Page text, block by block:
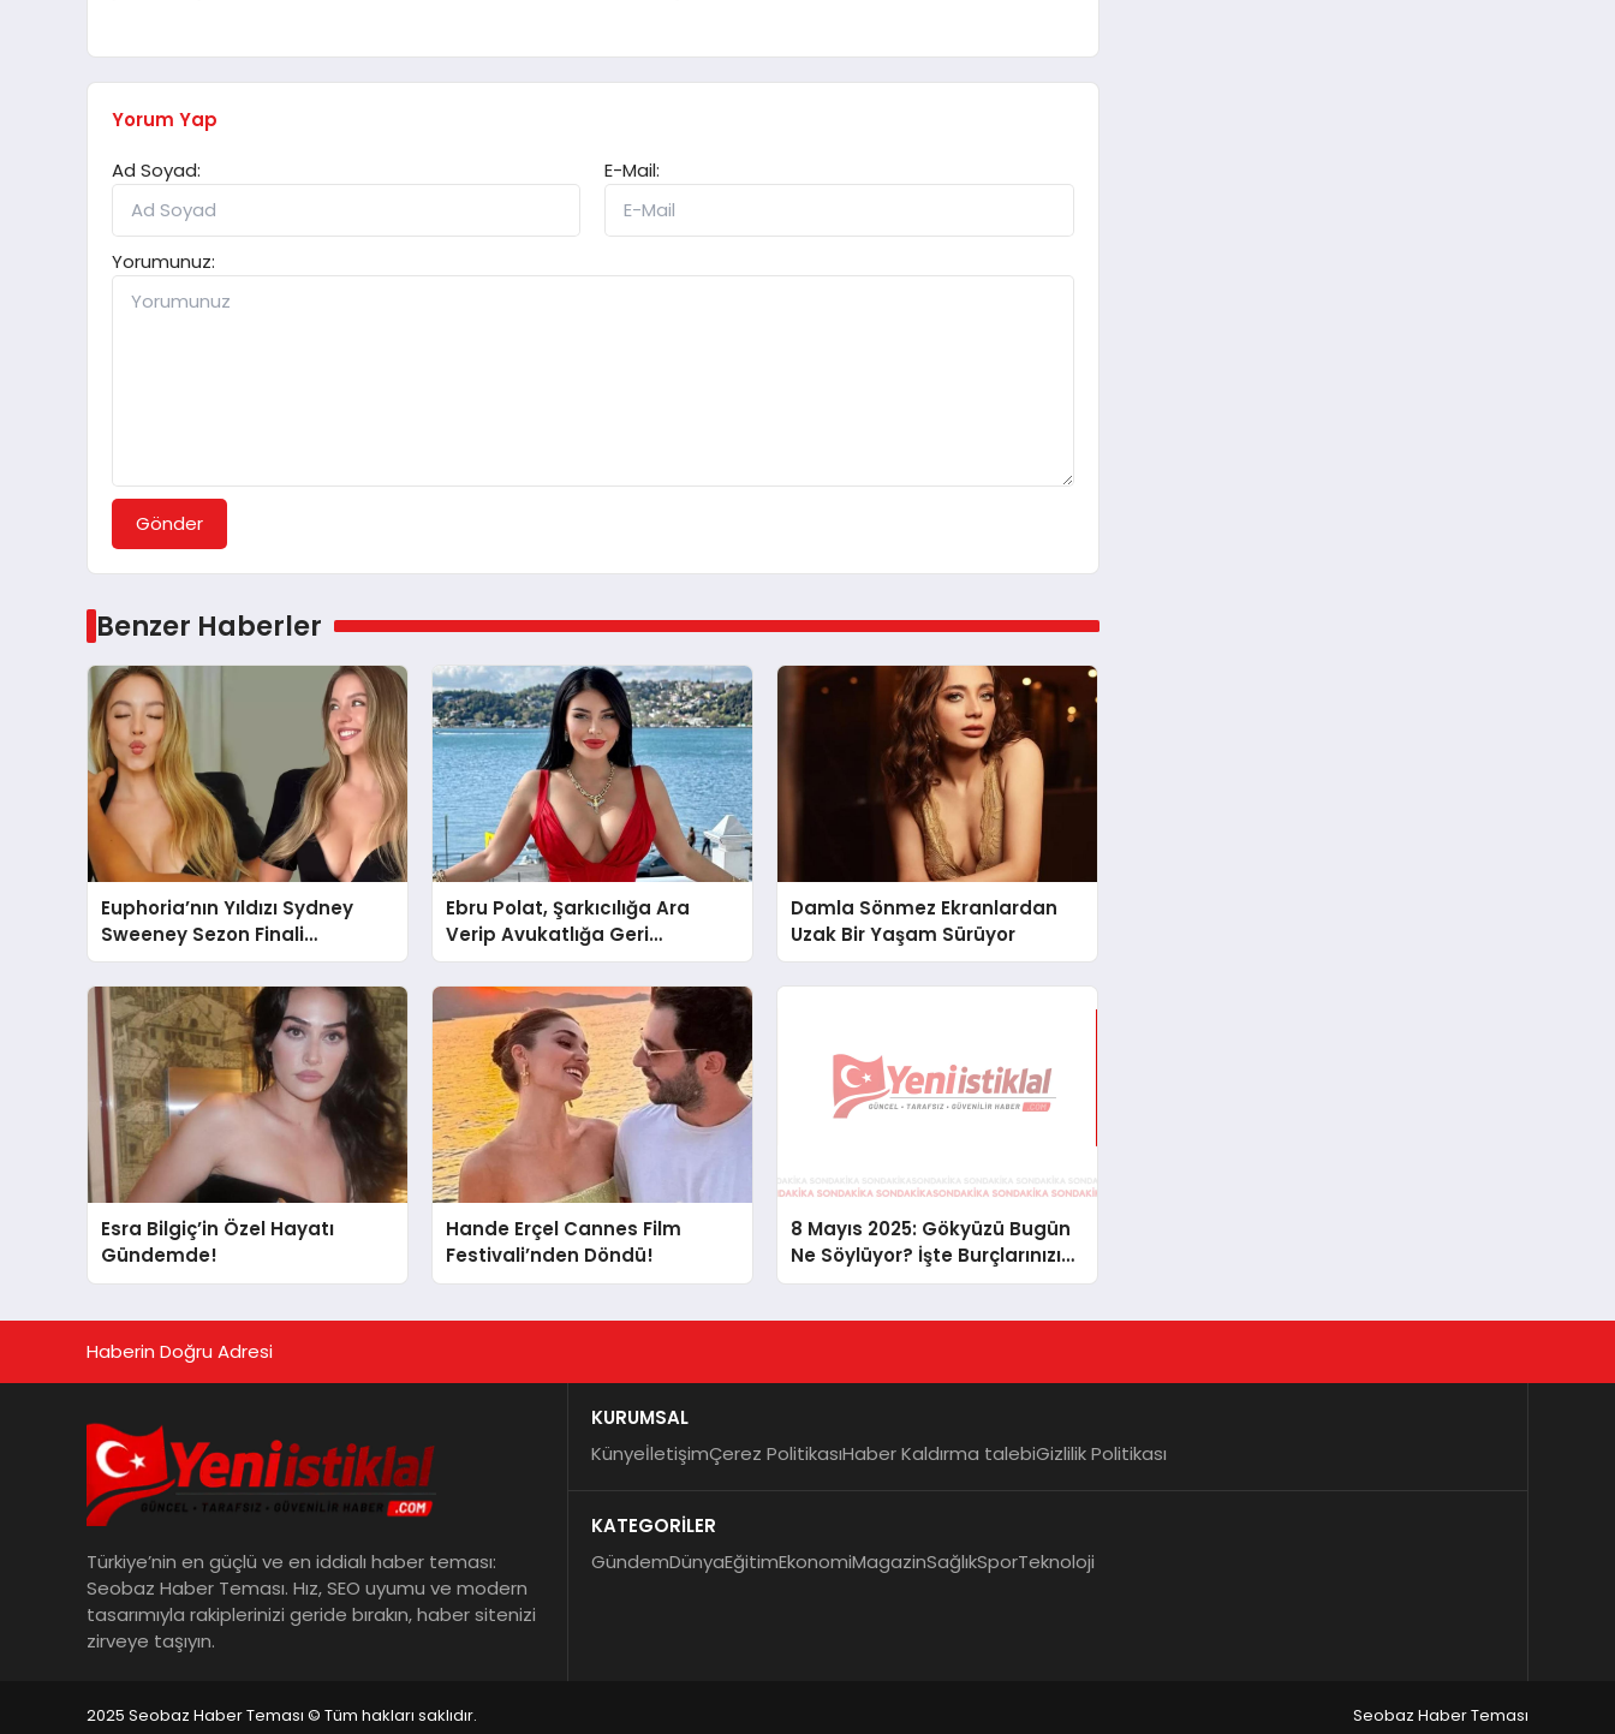
Yorum Yap
Ad Soyad:
E-Mail:
Yorumunuz:
Gönder
Benzer Haberler
Euphoria’nın Yıldızı Sydney
Sweeney Sezon Finali
Hakkında Konuştu
Ebru Polat, Şarkıcılığa Ara
Verip Avukatlığa Geri
Dönüyor!
Damla Sönmez Ekranlardan
Uzak Bir Yaşam Sürüyor
Esra Bilgiç’in Özel Hayatı
Gündemde!
Hande Erçel Cannes Film
Festivali’nden Döndü!
8 Mayıs 2025: Gökyüzü Bugün
Ne Söylüyor? İşte Burçlarınızın
Nabzı!
Haberin Doğru Adresi
Türkiye’nin en güçlü ve en iddialı haber teması:
Seobaz Haber Teması. Hız, SEO uyumu ve modern
tasarımıyla rakiplerinizi geride bırakın, haber sitenizi
zirveye taşıyın.
KURUMSAL
KünyeİletişimÇerez PolitikasıHaber Kaldırma talebiGizlilik Politikası
KATEGORİLER
GündemDünyaEğitimEkonomiMagazinSağlıkSporTeknoloji
2025 Seobaz Haber Teması © Tüm hakları saklıdır. Seobaz Haber Teması